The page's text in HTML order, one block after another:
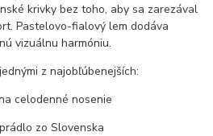
krivky bez toho, aby sa zarezával
Pastelovo-fialový lem dodáva
vizuálnu harmóniu.
z najobľúbenejších:
celodenné nosenie
zo Slovenska